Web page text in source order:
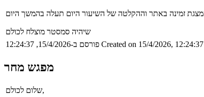
שיהיה סמסטר מוצלח לכולם
פורסם ב-15/4/2026, 12:24:37 Created on 15/4/2026, 12:24:37
מפגש מחר
שלום לכולם,